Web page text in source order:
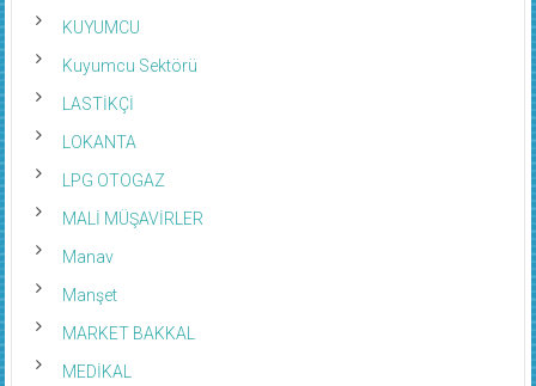
KUYUMCU
Kuyumcu Sektörü
LASTİKÇİ
LOKANTA
LPG OTOGAZ
MALİ MÜŞAVİRLER
Manav
Manşet
MARKET BAKKAL
MEDİKAL